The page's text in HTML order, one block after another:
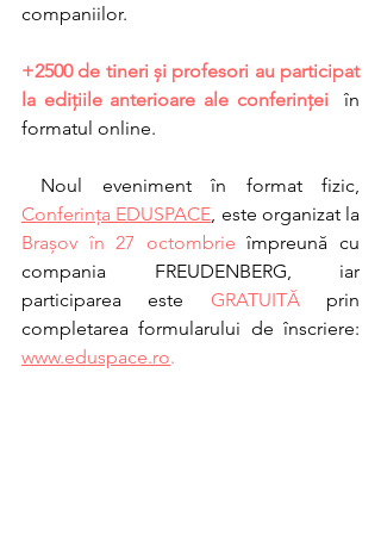
companiilor.
+2500 de tineri și profesori au participat
la edițiile anterioare ale conferinței
în
formatul online.
Noul eveniment în format fizic,
Conferința EDUSPACE
Brașov în 27 octombrie împreună cu
compania FREUDENBERG, iar
participarea este GRATUITĂ prin
www.eduspace.ro.